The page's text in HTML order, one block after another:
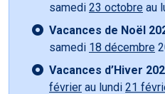
samedi 23 octobre au
Vacances de Noël
samedi 18 décembre
Vacances d’Hiver
février au lundi 21